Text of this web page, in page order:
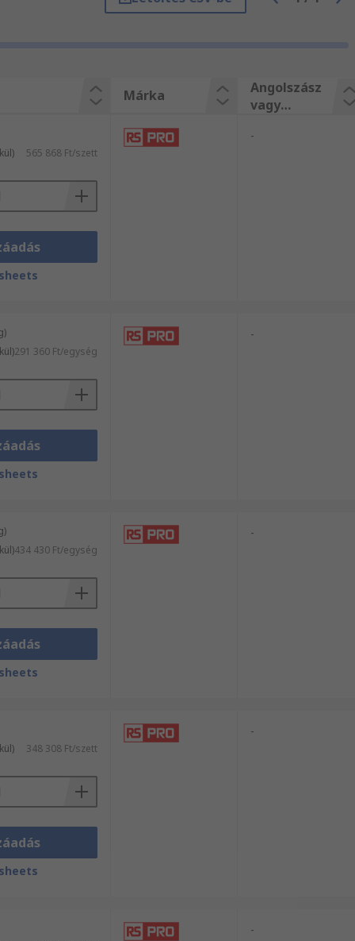
teljes kínálatából válogathat.
még ma és profitáljon a másnapi
szállítási szolgáltatásunkból.
Márka
Angolszász
vagy
565 868 Ft/szett
-
291 360 Ft/egység
-
434 430 Ft/egység
-
348 308 Ft/szett
-
-